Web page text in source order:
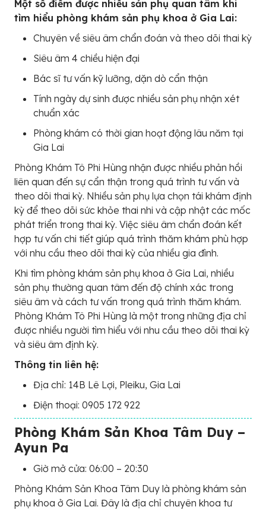
Một số điểm được nhiều sản phụ quan tâm khi
tìm hiểu phòng khám sản phụ khoa ở Gia Lai:
Chuyên về siêu âm chẩn đoán và theo dõi thai kỳ
Siêu âm 4 chiều hiện đại
Bác sĩ tư vấn kỹ lưỡng, dặn dò cẩn thận
Tính ngày dự sinh được nhiều sản phụ nhận xét
chuẩn xác
Phòng khám có thời gian hoạt động lâu năm tại
Gia Lai
Phòng Khám Tô Phi Hùng nhận được nhiều phản hồi
liên quan đến sự cẩn thận trong quá trình tư vấn và
theo dõi thai kỳ. Nhiều sản phụ lựa chọn tái khám định
kỳ để theo dõi sức khỏe thai nhi và cập nhật các mốc
phát triển trong thai kỳ. Việc siêu âm chẩn đoán kết
hợp tư vấn chi tiết giúp quá trình thăm khám phù hợp
với nhu cầu theo dõi thai kỳ của nhiều gia đình.
Khi tìm phòng khám sản phụ khoa ở Gia Lai, nhiều
sản phụ thường quan tâm đến độ chính xác trong
siêu âm và cách tư vấn trong quá trình thăm khám.
Phòng Khám Tô Phi Hùng là một trong những địa chỉ
được nhiều người tìm hiểu với nhu cầu theo dõi thai kỳ
và siêu âm định kỳ.
Thông tin liên hệ:
Địa chỉ: 14B Lê Lợi, Pleiku, Gia Lai
Điện thoại: 0905 172 922
Phòng Khám Sản Khoa Tâm Duy –
Ayun Pa
Giờ mở cửa: 06:00 – 20:30
Phòng Khám Sản Khoa Tâm Duy là phòng khám sản
phụ khoa ở Gia Lai. Đây là địa chỉ chuyên khoa tư